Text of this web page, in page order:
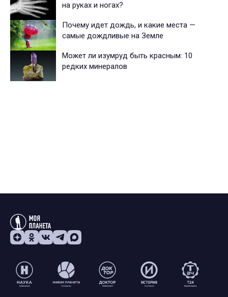
на руках и ногах?
Почему идет дождь, и какие места —
самые дождливые на Земле
Может ли изумруд быть красным: 10
редких минералов